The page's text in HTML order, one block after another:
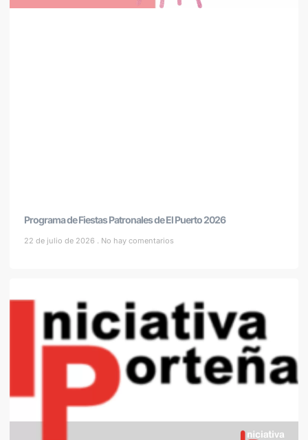
Programa de Fiestas Patronales de El Puerto 2026
22 de julio de 2026 No hay comentarios